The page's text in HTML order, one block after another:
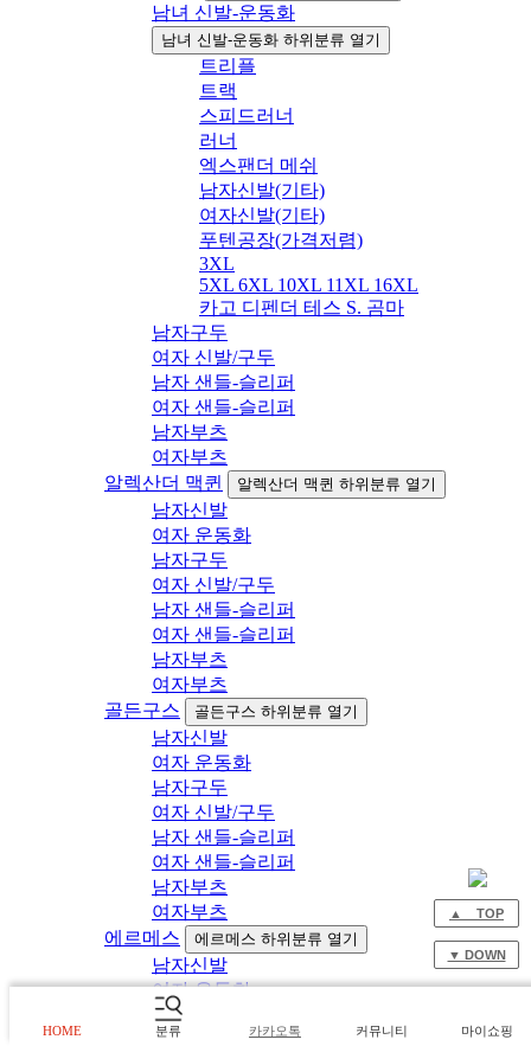
남녀 신발-운동화
남녀 신발-운동화 하위분류 열기
트리플
트랙
스피드러너
러너
엑스팬더 메쉬
남자신발(기타)
여자신발(기타)
푸텐공장(가격저렴)
3XL
5XL 6XL 10XL 11XL 16XL
카고 디펜더 테스 S. 곰마
남자구두
여자 신발/구두
남자 샌들-슬리퍼
여자 샌들-슬리퍼
남자부츠
여자부츠
알렉산더 맥퀸
알렉산더 맥퀸 하위분류 열기
남자신발
여자 운동화
남자구두
여자 신발/구두
남자 샌들-슬리퍼
여자 샌들-슬리퍼
남자부츠
여자부츠
골든구스
골든구스 하위분류 열기
남자신발
여자 운동화
남자구두
여자 신발/구두
남자 샌들-슬리퍼
여자 샌들-슬리퍼
남자부츠
여자부츠
에르메스
에르메스 하위분류 열기
남자신발
여자 운동화
남자구두
여자 신발/구두
HOME 분류 카카오톡 커뮤니티 마이쇼핑
▲ TOP
▼ DOWN